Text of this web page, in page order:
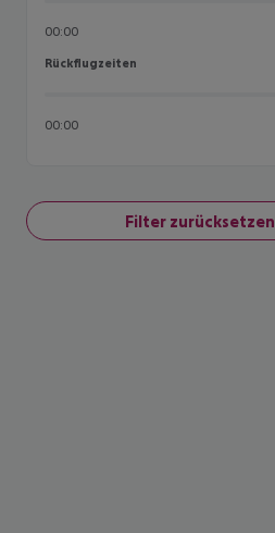
00:00
Rückflugzeiten
Rückflugzeiten
00:00
Filter zurücksetzen